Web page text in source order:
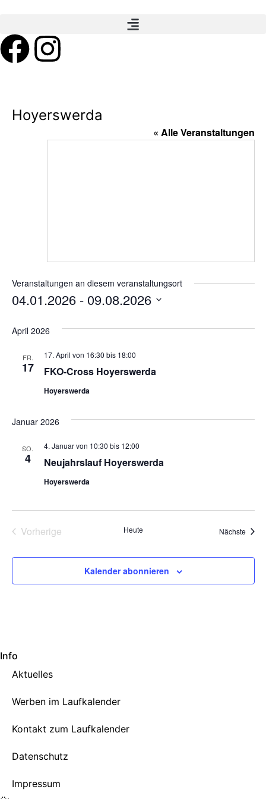
Hoyerswerda
« Alle Veranstaltungen
Veranstaltungen an diesem veranstaltungsort
04.01.2026 - 09.08.2026
April 2026
FR.
17 FKO-Cross Hoyerswerda
17. April von 16:30 bis 18:00
Hoyerswerda
Januar 2026
SO.
4 Neujahrslauf Hoyerswerda
4. Januar von 10:30 bis 12:00
Hoyerswerda
VorherigeVeranstaltungenHeute Nächste
Kalender abonnieren
Info
Aktuelles
Werben im Laufkalender
Kontakt zum Laufkalender
Datenschutz
Impressum